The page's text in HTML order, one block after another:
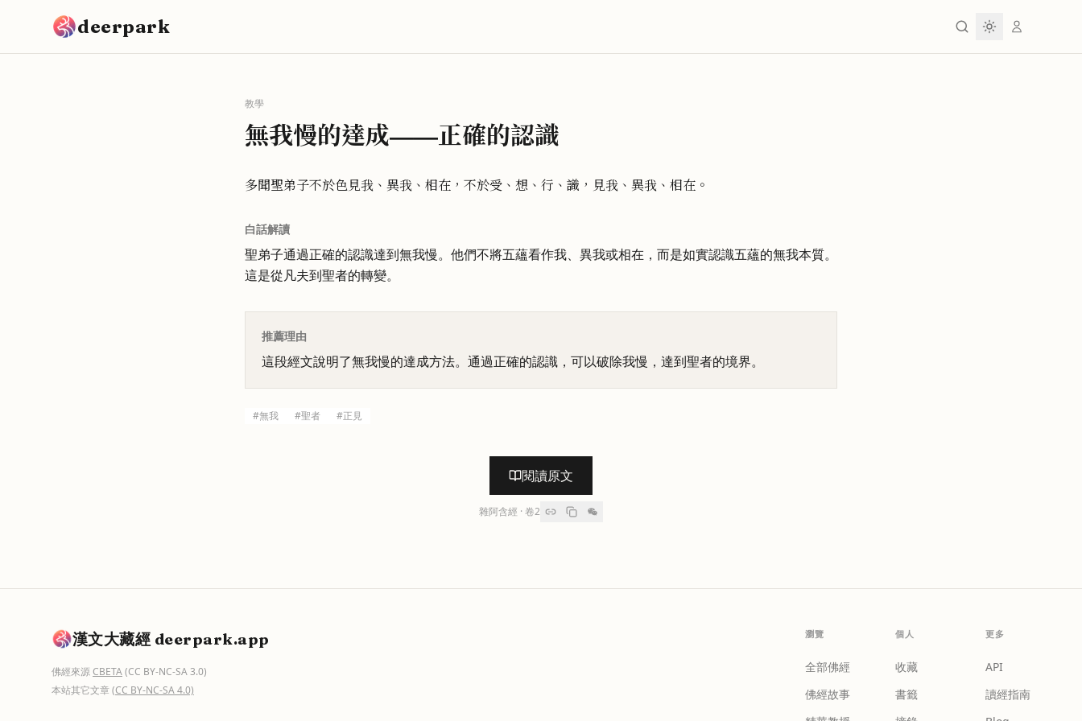
deerpark
教學
無我慢的達成——正確的認識
多聞聖弟子不於色見我、異我、相在，不於受、想、行、識，見我、異我、相在。
白話解讀
聖弟子通過正確的認識達到無我慢。他們不將五蘊看作我、異我或相在，而是如實認識五蘊的無我本質。
這是從凡夫到聖者的轉變。
推薦理由
這段經文說明了無我慢的達成方法。通過正確的認識，可以破除我慢，達到聖者的境界。
#無我 #聖者 #正見
閱讀原文
雜阿含經 · 卷2
漢文大藏經 deerpark.app
佛經來源CBETA(CC BY-NC-SA 3.0)
本站其它文章(CC BY-NC-SA 4.0)
瀏覽
全部佛經
佛經故事
個人
收藏
書籤
更多
API
讀經指南